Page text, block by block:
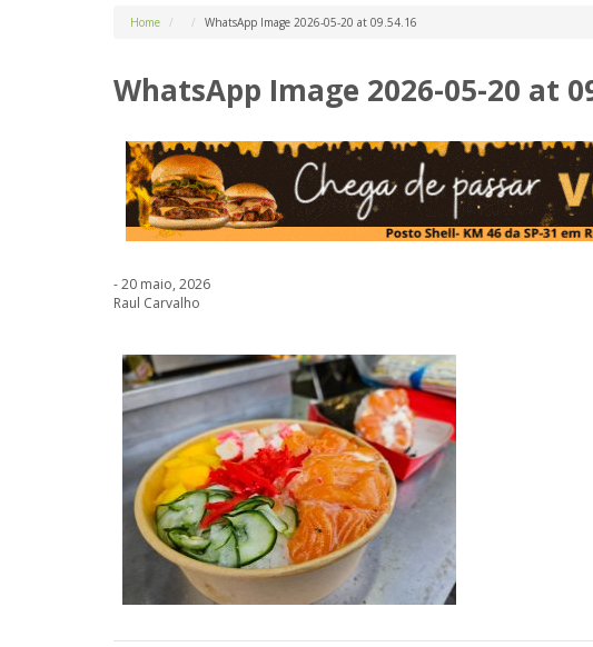
Home WhatsApp Image 2026-05-20 at 09.54.16
WhatsApp Image 2026-05-20 at
- 20 maio, 2026
Raul Carvalho